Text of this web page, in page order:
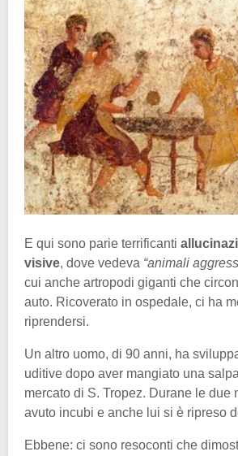
E qui sono parie terrificanti
visive, dove vedeva “animali
cui anche artropodi giganti che
auto. Ricoverato in ospedale, ci ha
riprendersi.
Un altro uomo, di 90 anni, ha
uditive dopo aver mangiato una
mercato di S. Tropez. Durane le due
avuto incubi e anche lui si è ripreso
Ebbene: ci sono resoconti che